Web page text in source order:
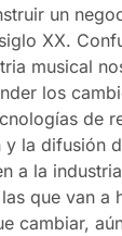
un
XX.
musical
los
de
y la difusión
a la
que van a
cambiar,